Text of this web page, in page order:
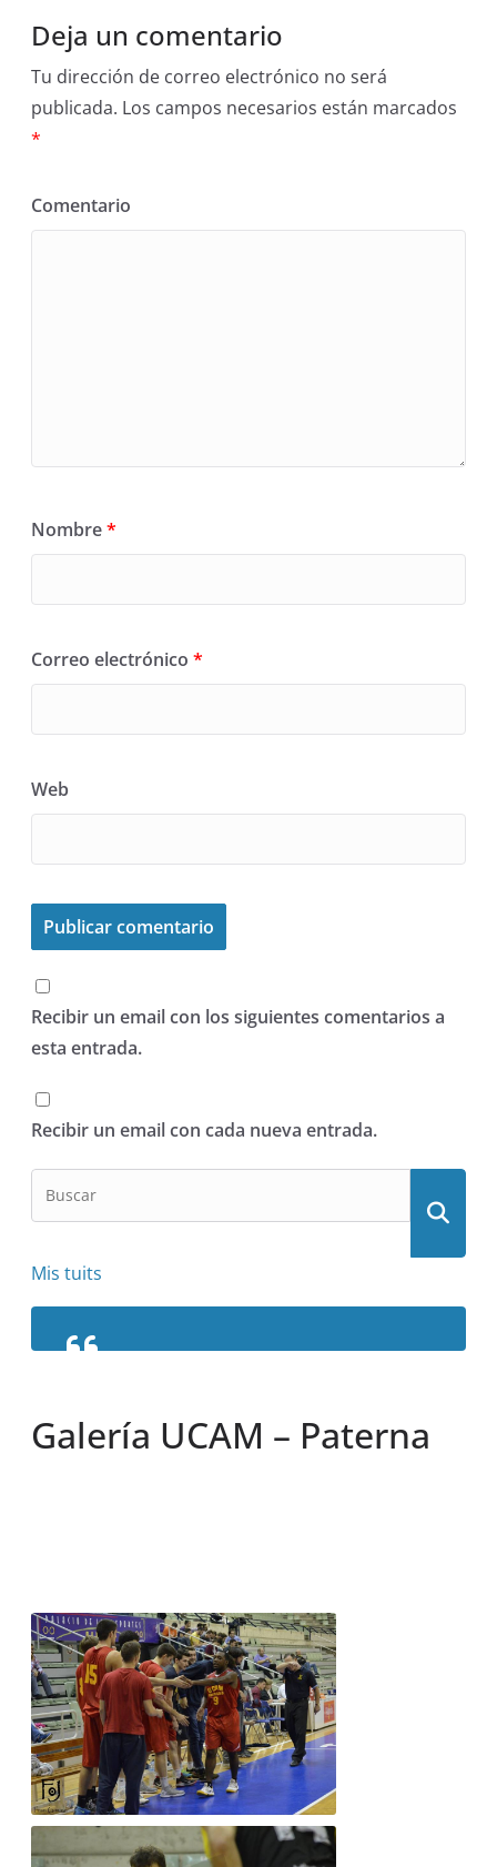
Deja un comentario
Tu dirección de correo electrónico no será
publicada. Los campos necesarios están marcados
*
Comentario
Nombre*
Correo electrónico*
Web
Recibir un email con los siguientes comentarios a
esta entrada.
Recibir un email con cada nueva entrada.
Mis tuits
Galería UCAM – Paterna